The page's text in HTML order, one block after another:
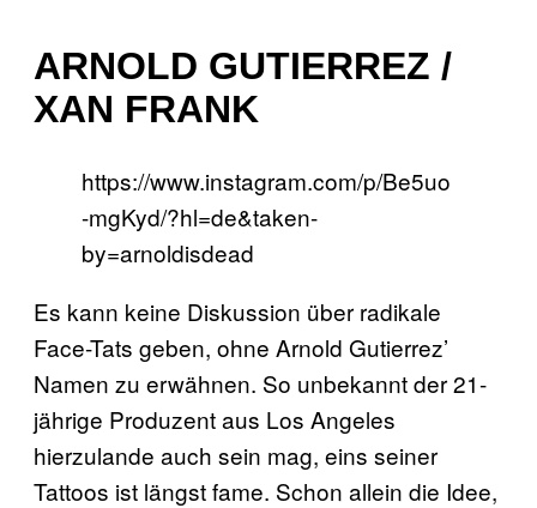
ARNOLD GUTIERREZ /
XAN FRANK
https://www.instagram.com/p/Be5uo
-mgKyd/?hl=de&taken-
by=arnoldisdead
Es kann keine Diskussion über radikale
Face-Tats geben, ohne Arnold Gutierrez’
Namen zu erwähnen. So unbekannt der 21-
jährige Produzent aus Los Angeles
hierzulande auch sein mag, eins seiner
Tattoos ist längst fame. Schon allein die Idee,